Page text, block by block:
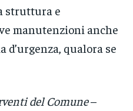
struttura e
manutenzioni anche
d’urgenza, qualora se
del Comune–